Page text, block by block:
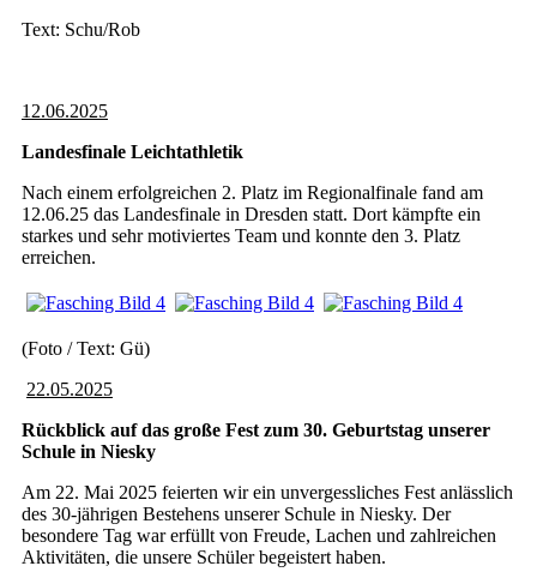
Text: Schu/Rob
12.06.2025
Landesfinale Leichtathletik
Nach einem erfolgreichen 2. Platz im Regionalfinale fand am
12.06.25 das Landesfinale in Dresden statt. Dort kämpfte ein
starkes und sehr motiviertes Team und konnte den 3. Platz
erreichen.
(Foto / Text: Gü)
22.05.2025
Rückblick auf das große Fest zum 30. Geburtstag unserer
Schule in Niesky
Am 22. Mai 2025 feierten wir ein unvergessliches Fest anlässlich
des 30-jährigen Bestehens unserer Schule in Niesky. Der
besondere Tag war erfüllt von Freude, Lachen und zahlreichen
Aktivitäten, die unsere Schüler begeistert haben.